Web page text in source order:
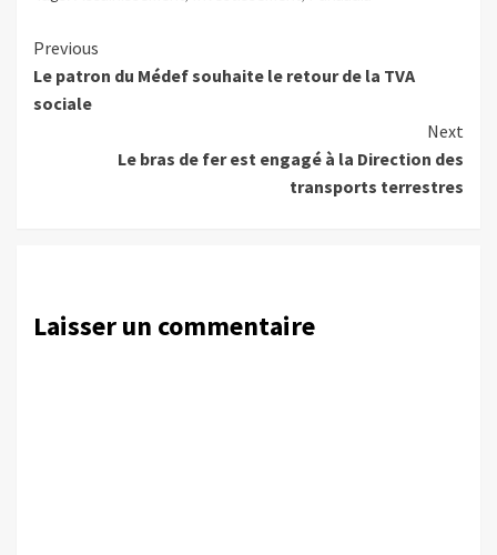
Continue
Reading
Previous
Le patron du Médef souhaite le retour de la TVA
sociale
Next
Le bras de fer est engagé à la Direction des
transports terrestres
Laisser un commentaire